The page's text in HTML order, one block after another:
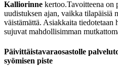
Kalliorinne kertoo.Tavoitteena on
uudistuksen ajan, vaikka tilapäisiä
väistämättä. Asiakkaita
sujuvat mahdollisimman
Päivittäistavaraosastolle
syömisen piste